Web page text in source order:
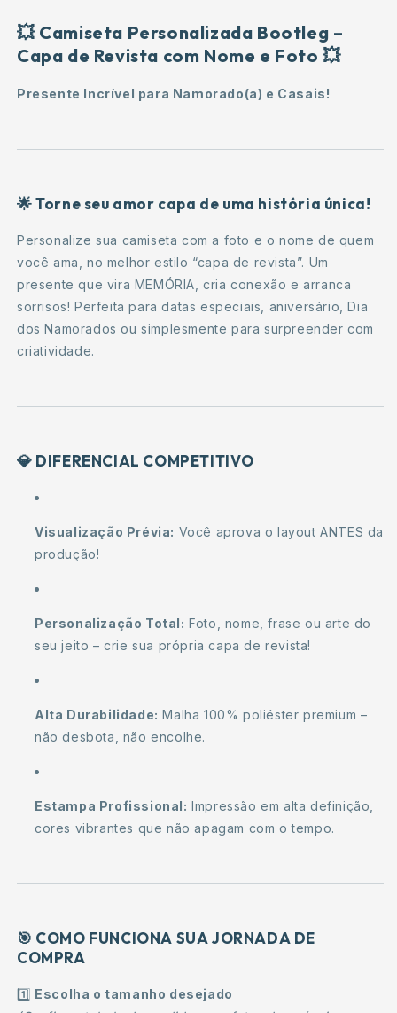
💥 Camiseta Personalizada Bootleg –
Capa de Revista com Nome e Foto 💥
Presente Incrível para Namorado(a) e Casais!
🌟 Torne seu amor capa de uma história única!
Personalize sua camiseta com a foto e o nome de quem
você ama, no melhor estilo “capa de revista”. Um
presente que vira MEMÓRIA, cria conexão e arranca
sorrisos! Perfeita para datas especiais, aniversário, Dia
dos Namorados ou simplesmente para surpreender com
criatividade.
💎 DIFERENCIAL COMPETITIVO
Visualização Prévia: Você aprova o layout ANTES da
produção!
Personalização Total: Foto, nome, frase ou arte do
seu jeito – crie sua própria capa de revista!
Alta Durabilidade: Malha 100% poliéster premium –
não desbota, não encolhe.
Estampa Profissional: Impressão em alta definição,
cores vibrantes que não apagam com o tempo.
🎯 COMO FUNCIONA SUA JORNADA DE
COMPRA
1️⃣ Escolha o tamanho desejado